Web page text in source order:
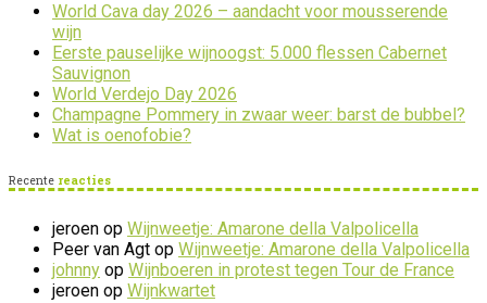
World Cava day 2026 – aandacht voor mousserende
wijn
Eerste pauselijke wijnoogst: 5.000 flessen Cabernet
Sauvignon
World Verdejo Day 2026
Champagne Pommery in zwaar weer: barst de bubbel?
Wat is oenofobie?
Recente reacties
jeroen op Wijnweetje: Amarone della Valpolicella
Peer van Agt op Wijnweetje: Amarone della Valpolicella
johnny op Wijnboeren in protest tegen Tour de France
jeroen op Wijnkwartet